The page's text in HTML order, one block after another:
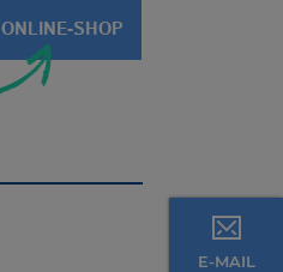
E-MAIL
ONLINE-SHOP